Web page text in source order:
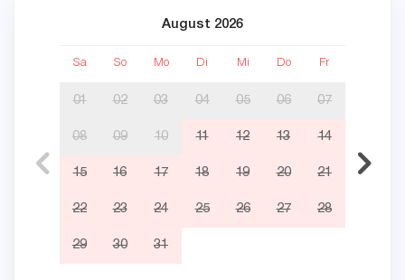
August 2026
Sa So Mo Di Mi Do Fr
01 02 03 04 05 06 07
08 09 10 11 12 13 14
15 16 17 18 19 20 21
22 23 24 25 26 27 28
29 30 31